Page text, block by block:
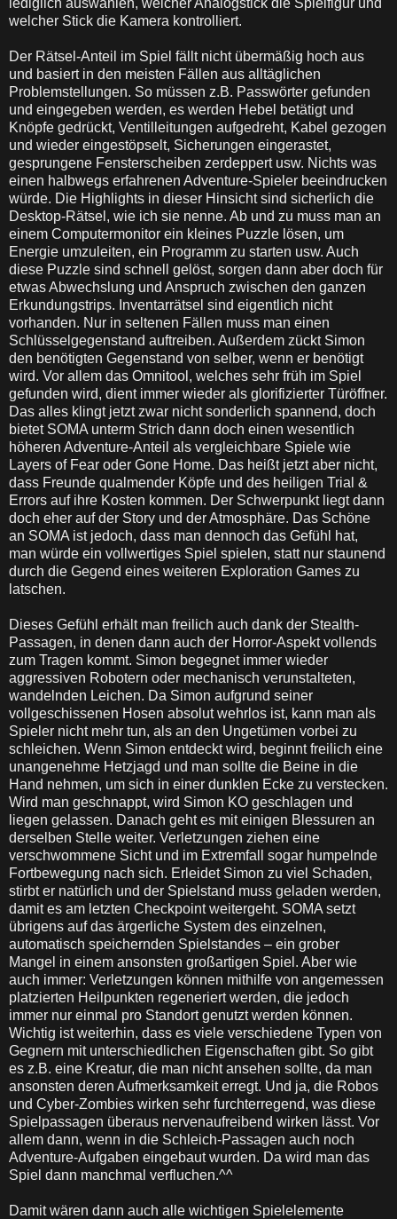
lediglich auswählen, welcher Analogstick die Spielfigur und
welcher Stick die Kamera kontrolliert.
Der Rätsel-Anteil im Spiel fällt nicht übermäßig hoch aus
und basiert in den meisten Fällen aus alltäglichen
Problemstellungen. So müssen z.B. Passwörter gefunden
und eingegeben werden, es werden Hebel betätigt und
Knöpfe gedrückt, Ventilleitungen aufgedreht, Kabel gezogen
und wieder eingestöpselt, Sicherungen eingerastet,
gesprungene Fensterscheiben zerdeppert usw. Nichts was
einen halbwegs erfahrenen Adventure-Spieler beeindrucken
würde. Die Highlights in dieser Hinsicht sind sicherlich die
Desktop-Rätsel, wie ich sie nenne. Ab und zu muss man an
einem Computermonitor ein kleines Puzzle lösen, um
Energie umzuleiten, ein Programm zu starten usw. Auch
diese Puzzle sind schnell gelöst, sorgen dann aber doch für
etwas Abwechslung und Anspruch zwischen den ganzen
Erkundungstrips. Inventarrätsel sind eigentlich nicht
vorhanden. Nur in seltenen Fällen muss man einen
Schlüsselgegenstand auftreiben. Außerdem zückt Simon
den benötigten Gegenstand von selber, wenn er benötigt
wird. Vor allem das Omnitool, welches sehr früh im Spiel
gefunden wird, dient immer wieder als glorifizierter Türöffner.
Das alles klingt jetzt zwar nicht sonderlich spannend, doch
bietet SOMA unterm Strich dann doch einen wesentlich
höheren Adventure-Anteil als vergleichbare Spiele wie
Layers of Fear oder Gone Home. Das heißt jetzt aber nicht,
dass Freunde qualmender Köpfe und des heiligen Trial &
Errors auf ihre Kosten kommen. Der Schwerpunkt liegt dann
doch eher auf der Story und der Atmosphäre. Das Schöne
an SOMA ist jedoch, dass man dennoch das Gefühl hat,
man würde ein vollwertiges Spiel spielen, statt nur staunend
durch die Gegend eines weiteren Exploration Games zu
latschen.
Dieses Gefühl erhält man freilich auch dank der Stealth-
Passagen, in denen dann auch der Horror-Aspekt vollends
zum Tragen kommt. Simon begegnet immer wieder
aggressiven Robotern oder mechanisch verunstalteten,
wandelnden Leichen. Da Simon aufgrund seiner
vollgeschissenen Hosen absolut wehrlos ist, kann man als
Spieler nicht mehr tun, als an den Ungetümen vorbei zu
schleichen. Wenn Simon entdeckt wird, beginnt freilich eine
unangenehme Hetzjagd und man sollte die Beine in die
Hand nehmen, um sich in einer dunklen Ecke zu verstecken.
Wird man geschnappt, wird Simon KO geschlagen und
liegen gelassen. Danach geht es mit einigen Blessuren an
derselben Stelle weiter. Verletzungen ziehen eine
verschwommene Sicht und im Extremfall sogar humpelnde
Fortbewegung nach sich. Erleidet Simon zu viel Schaden,
stirbt er natürlich und der Spielstand muss geladen werden,
damit es am letzten Checkpoint weitergeht. SOMA setzt
übrigens auf das ärgerliche System des einzelnen,
automatisch speichernden Spielstandes – ein grober
Mangel in einem ansonsten großartigen Spiel. Aber wie
auch immer: Verletzungen können mithilfe von angemessen
platzierten Heilpunkten regeneriert werden, die jedoch
immer nur einmal pro Standort genutzt werden können.
Wichtig ist weiterhin, dass es viele verschiedene Typen von
Gegnern mit unterschiedlichen Eigenschaften gibt. So gibt
es z.B. eine Kreatur, die man nicht ansehen sollte, da man
ansonsten deren Aufmerksamkeit erregt. Und ja, die Robos
und Cyber-Zombies wirken sehr furchterregend, was diese
Spielpassagen überaus nervenaufreibend wirken lässt. Vor
allem dann, wenn in die Schleich-Passagen auch noch
Adventure-Aufgaben eingebaut wurden. Da wird man das
Spiel dann manchmal verfluchen.^^
Damit wären dann auch alle wichtigen Spielelemente